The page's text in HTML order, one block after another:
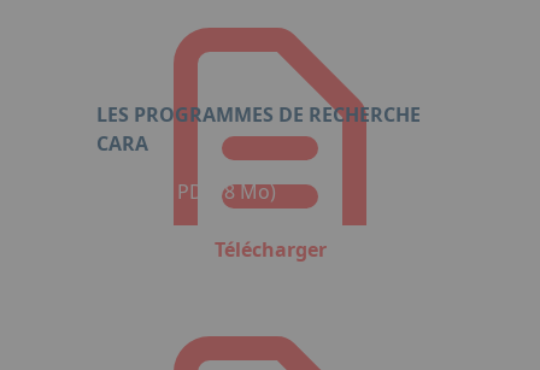
LES PROGRAMMES DE RECHERCHE
CARA
Format : PDF (8 Mo)
Télécharger